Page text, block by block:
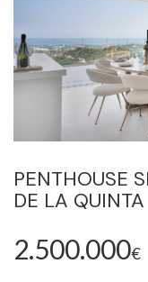
PENTHOUSE
DE LA QUINTA
2.500.000€